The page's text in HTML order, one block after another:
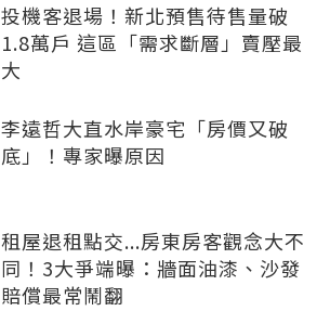
投機客退場！新北預售待售量破
1.8萬戶 這區「需求斷層」賣壓最
大
李遠哲大直水岸豪宅「房價又破
底」！專家曝原因
租屋退租點交...房東房客觀念大不
同！3大爭端曝：牆面油漆、沙發
賠償最常鬧翻